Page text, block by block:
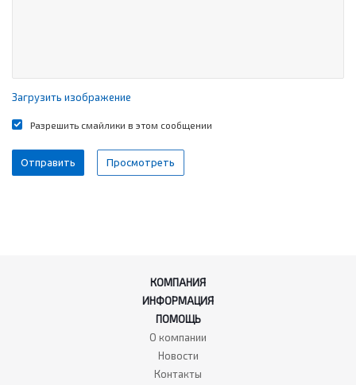
Загрузить изображение
Разрешить смайлики в этом сообщении
КОМПАНИЯ
ИНФОРМАЦИЯ
ПОМОЩЬ
О компании
Новости
Контакты